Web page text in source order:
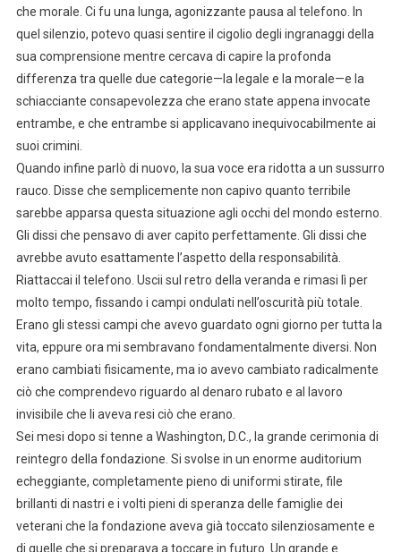
che morale. Ci fu una lunga, agonizzante pausa al telefono. In
quel silenzio, potevo quasi sentire il cigolio degli ingranaggi della
sua comprensione mentre cercava di capire la profonda
differenza tra quelle due categorie—la legale e la morale—e la
schiacciante consapevolezza che erano state appena invocate
entrambe, e che entrambe si applicavano inequivocabilmente ai
suoi crimini.
Quando infine parlò di nuovo, la sua voce era ridotta a un sussurro
rauco. Disse che semplicemente non capivo quanto terribile
sarebbe apparsa questa situazione agli occhi del mondo esterno.
Gli dissi che pensavo di aver capito perfettamente. Gli dissi che
avrebbe avuto esattamente l’aspetto della responsabilità.
Riattaccai il telefono. Uscii sul retro della veranda e rimasi lì per
molto tempo, fissando i campi ondulati nell’oscurità più totale.
Erano gli stessi campi che avevo guardato ogni giorno per tutta la
vita, eppure ora mi sembravano fondamentalmente diversi. Non
erano cambiati fisicamente, ma io avevo cambiato radicalmente
ciò che comprendevo riguardo al denaro rubato e al lavoro
invisibile che li aveva resi ciò che erano.
Sei mesi dopo si tenne a Washington, D.C., la grande cerimonia di
reintegro della fondazione. Si svolse in un enorme auditorium
echeggiante, completamente pieno di uniformi stirate, file
brillanti di nastri e i volti pieni di speranza delle famiglie dei
veterani che la fondazione aveva già toccato silenziosamente e
di quelle che si preparava a toccare in futuro. Un grande e